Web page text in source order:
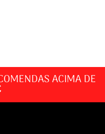
ACIMA DE